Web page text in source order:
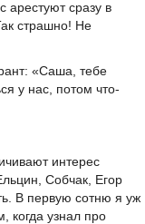
сразу в
страшно! Не
«Саша, тебе
у нас, потом что-
интерес
Собчак, Егор
В первую сотню я уж
когда узнал про